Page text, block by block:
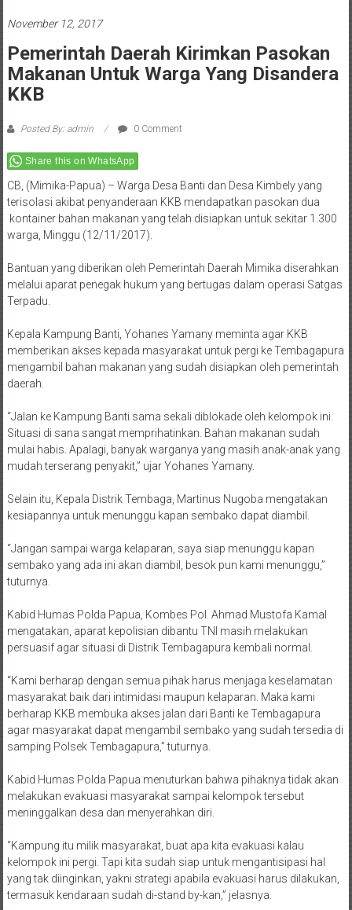
Makanan Untuk Warga Yang Disandera
KKB
CB, (Mimika-Papua) – Warga Desa Banti dan Desa Kimbely yang
terisolasi akibat penyanderaan KKB mendapatkan pasokan dua
kontainer bahan makanan yang telah disiapkan untuk sekitar 1.300
warga,Minggu (12/11/2017).
melalui aparat penegak hukum yang bertugas dalam operasi Satgas
Terpadu.
memberikan akses kepada masyarakat untuk pergi ke Tembagapura
mengambil bahan makanan yang sudah disiapkan oleh pemerintah
daerah.
Situasi di sana sangat memprihatinkan. Bahan makanan sudah
mulai habis. Apalagi, banyak warganya yang masih anak-anak yang
mudah terserang penyakit,” ujar Yohanes Yamany.
kesiapannya untuk menunggu kapan sembako dapat diambil.
sembako yang ada ini akan diambil, besok pun kami menunggu,”
tuturnya.
mengatakan, aparat kepolisian dibantu TNI masih melakukan
persuasif agar situasi di Distrik Tembagapura kembali normal.
masyarakat baik dari intimidasi maupun kelaparan. Maka kami
berharap KKB membuka akses jalan dari Banti ke Tembagapura
agar masyarakat dapat mengambil sembako yang sudah tersedia di
samping Polsek Tembagapura,” tuturnya.
melakukan evakuasi masyarakat sampai kelompok tersebut
meninggalkan desa dan menyerahkan diri.
kelompok ini pergi. Tapi kita sudah siap untuk mengantisipasi hal
yang tak diinginkan, yakni strategi apabila evakuasi harus dilakukan,
termasuk kendaraan sudah di-stand by-kan,” jelasnya.